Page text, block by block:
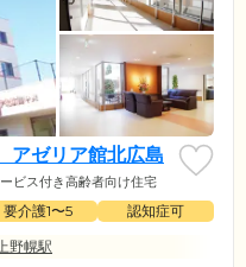
ゼリア館北広島
ビス付き高齢者向け住宅
要介護1〜5
認知症可
野幌駅